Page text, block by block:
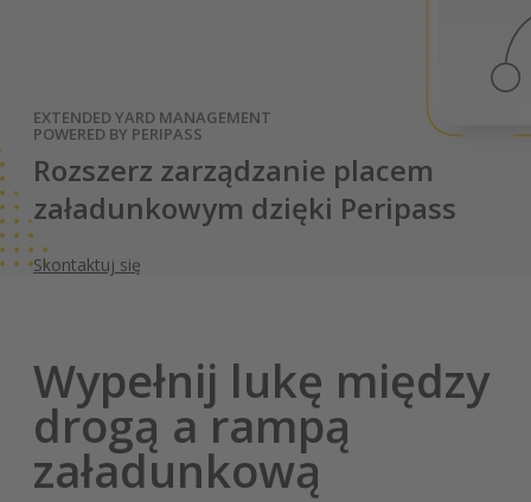
EXTENDED YARD MANAGEMENT
POWERED BY PERIPASS
Rozszerz zarządzanie placem
załadunkowym dzięki Peripass
Skontaktuj się
Wypełnij lukę między
drogą a rampą
załadunkową